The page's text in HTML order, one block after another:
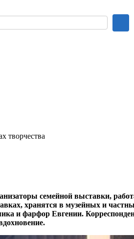
творчества
семейной выставки,
хранятся в музейных и
и фарфор Евгении.